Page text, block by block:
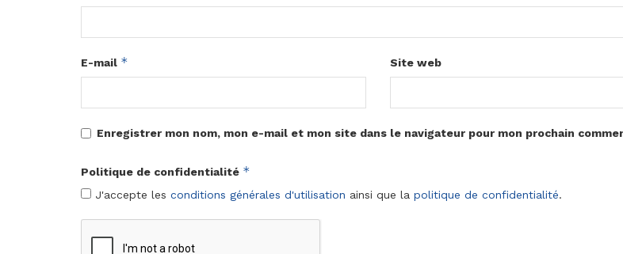
E-mail * Site web
Enregistrer mon nom, mon e-mail et mon site dans le navigateur pour mon prochain
Politique de confidentialité *
J'accepte les conditions générales d'utilisation ainsi que la politique de confidentialité.